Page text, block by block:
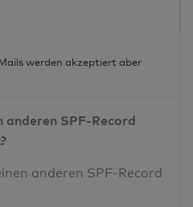
werden akzeptiert aber
anderen SPF-Record
anderen SPF-Record